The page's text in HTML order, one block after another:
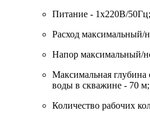
Питание - 1x220В/50Гц;
Расход максимальный/
Напор максимальный/
Максимальная глубина
воды в скважине - 70 м;
Количество рабочих